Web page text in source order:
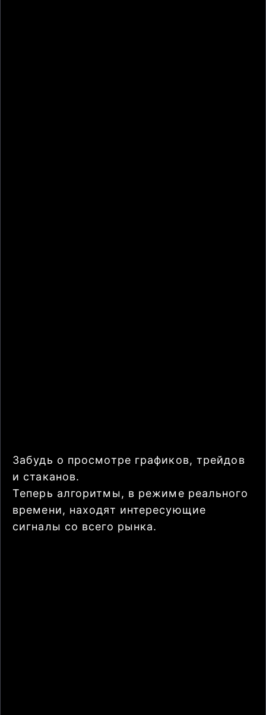
Забудь о просмотре графиков, трейдов
и стаканов.
Теперь алгоритмы, в режиме реального
времени, находят интересующие
сигналы со всего рынка.